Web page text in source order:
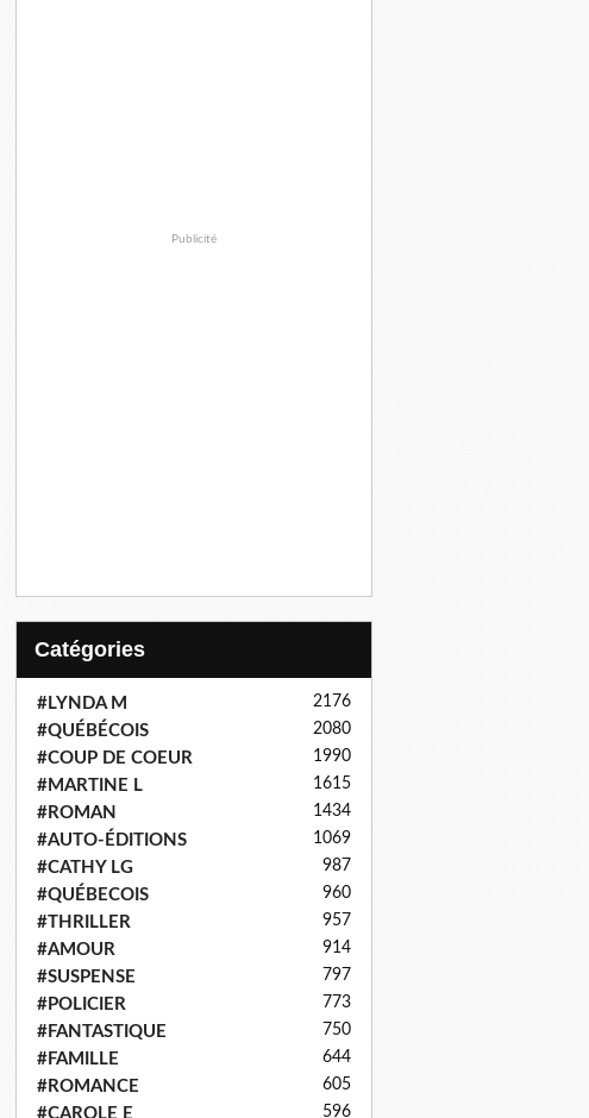
Publicité
Catégories
#LYNDA M 2176
#QUÉBÉCOIS 2080
#COUP DE COEUR 1990
#MARTINE L 1615
#ROMAN 1434
#AUTO-ÉDITIONS 1069
#CATHY LG 987
#QUÉBECOIS 960
#THRILLER 957
#AMOUR 914
#SUSPENSE 797
#POLICIER 773
#FANTASTIQUE 750
#FAMILLE 644
#ROMANCE 605
#CAROLE E 596